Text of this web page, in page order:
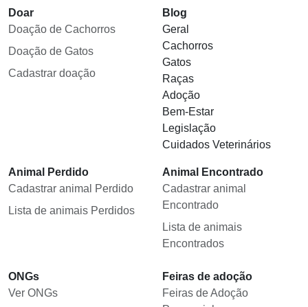
Doar
Doação de Cachorros
Doação de Gatos
Cadastrar doação
Blog
Geral
Cachorros
Gatos
Raças
Adoção
Bem-Estar
Legislação
Cuidados Veterinários
Animal Perdido
Cadastrar animal Perdido
Lista de animais Perdidos
Animal Encontrado
Cadastrar animal
Encontrado
Lista de animais
Encontrados
ONGs
Ver ONGs
Feiras de adoção
Feiras de Adoção